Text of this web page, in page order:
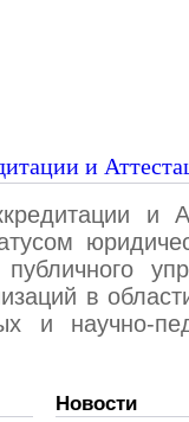
и
и
в
и научно-
Новости